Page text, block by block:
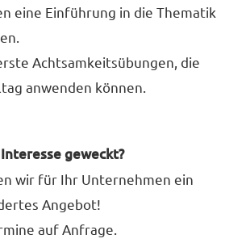
eine Einführung in die Thematik
Achtsamkeitsübungen, die
anwenden können.
geweckt?
wir für Ihr Unternehmen ein
Angebot!
auf Anfrage.